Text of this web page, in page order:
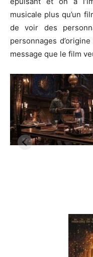
musicale plus qu’un
de voir des
personnages
message que le film